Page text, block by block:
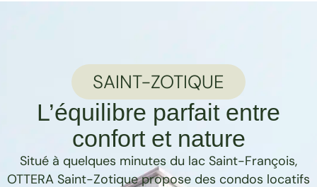
SAINT-ZOTIQUE
L’équilibre parfait entre
confort et nature
Situé à quelques minutes du lac Saint-François,
OTTERA Saint-Zotique propose des condos locatifs